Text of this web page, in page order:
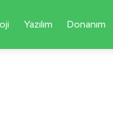
Yazılım Donanım